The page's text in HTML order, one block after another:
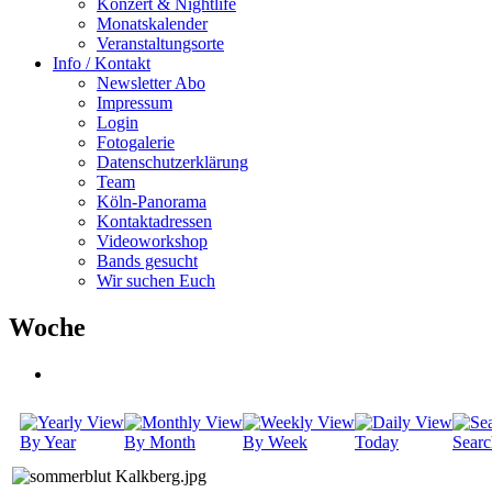
Konzert & Nightlife
Monatskalender
Veranstaltungsorte
Info / Kontakt
Newsletter Abo
Impressum
Login
Fotogalerie
Datenschutzerklärung
Team
Köln-Panorama
Kontaktadressen
Videoworkshop
Bands gesucht
Wir suchen Euch
Woche
By Year By Month By Week Today